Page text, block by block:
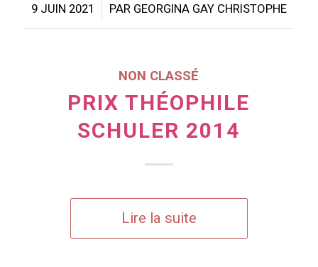
9 JUIN 2021
/ PAR GEORGINA GAY CHRISTOPHE
NON CLASSÉ
PRIX THÉOPHILE
SCHULER 2014
Lire la suite